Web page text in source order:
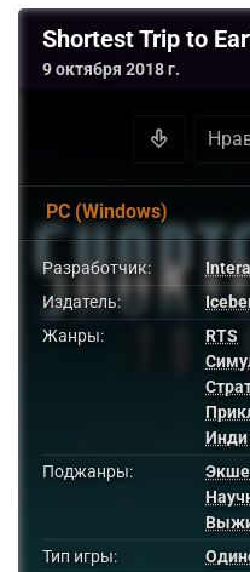
Shortest Trip to
9 октября 2018 г.
PC (Windows)
Разработчик:
Издатель:
Жанры:
RTS
Инди
Поджанры:
Тип игры: